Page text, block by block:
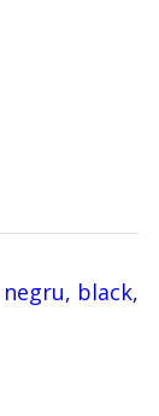
negru, black,